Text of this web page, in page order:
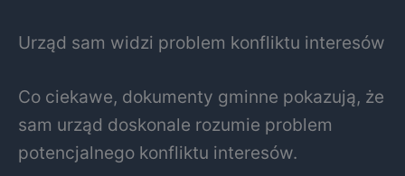
Urząd sam widzi problem konfliktu interesów
Co ciekawe, dokumenty gminne pokazują, że
sam urząd doskonale rozumie problem
potencjalnego konfliktu interesów.